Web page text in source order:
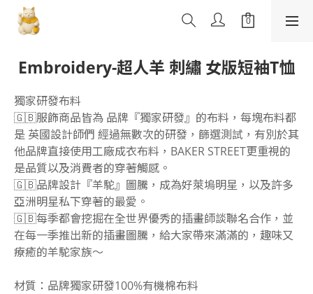
Embroidery-超人羊 刺繡 女版短袖T恤
獨家研發布料
🇬🇧服飾商品皆為 品牌『獨家研發』的布料，每塊布料都
是 英國設計師們 經過無數次的研發，篩選測試，有別於其
他品牌直接使用工廠成衣布料，BAKER STREET更重視的
是品質以及消費者的穿著觸感。
🇬🇧品牌設計『羊駝』圖騰，成為好萊塢明星，以及許多
亞洲明星私下穿著的最愛。
🇬🇧每季都會挖掘在全世界優秀的插畫師談聯名合作，並
在每一季推出新的插畫圖騰，給大家帶來滿滿的，趣味又
療癒的羊駝家族～
材質：品牌獨家研發100%有機棉布料